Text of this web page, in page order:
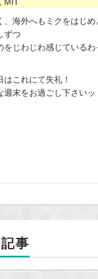
MIT
、海外へもミクをはじめ
ずつ
をじわじわ感じているわ
はこれにて失礼！
週末をお過ごし下さいッ
事